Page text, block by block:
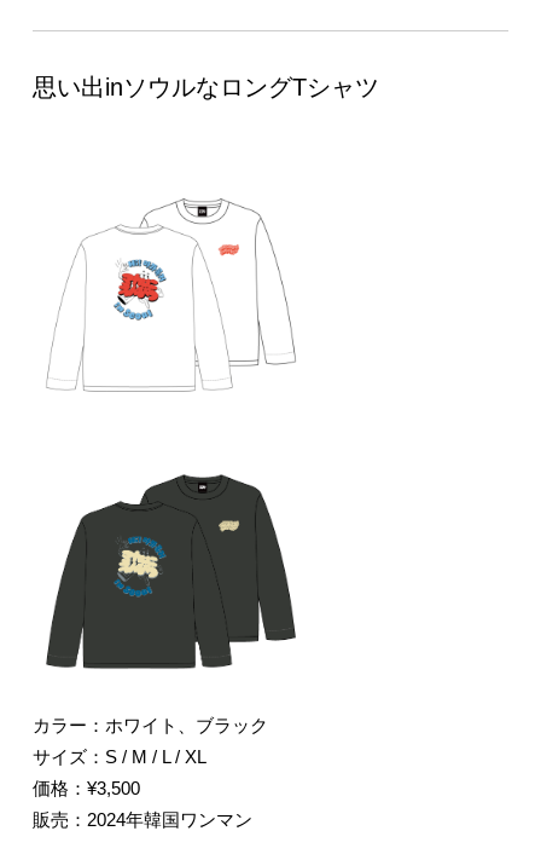
思い出inソウルなロングTシャツ
カラー：ホワイト、ブラック
サイズ：S / M / L / XL
価格：¥3,500
販売：2024年韓国ワンマン